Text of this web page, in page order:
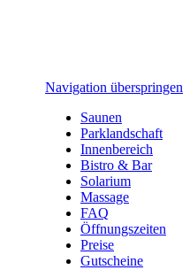
Navigation überspringen
Saunen
Parklandschaft
Innenbereich
Bistro & Bar
Solarium
Massage
FAQ
Öffnungszeiten
Preise
Gutscheine